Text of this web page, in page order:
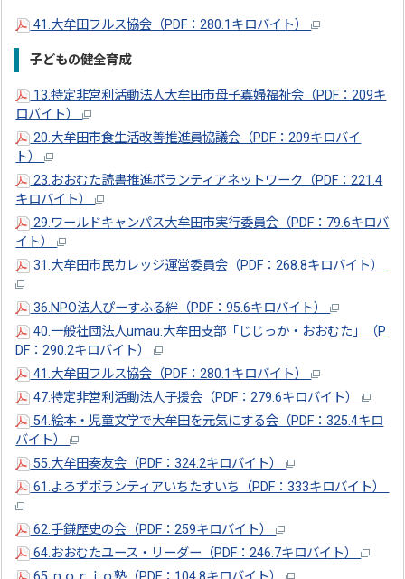
41.大牟田フルス協会（PDF：280.1キロバイト）
子どもの健全育成
13.特定非営利活動法人大牟田市母子寡婦福祉会（PDF：209キ
ロバイト）
20.大牟田市食生活改善推進員協議会（PDF：209キロバイ
ト）
23.おおむた読書推進ボランティアネットワーク（PDF：221.4
キロバイト）
29.ワールドキャンパス大牟田市実行委員会（PDF：79.6キロバ
イト）
31.大牟田市民カレッジ運営委員会（PDF：268.8キロバイト）
36.NPO法人ぴーすふる絆（PDF：95.6キロバイト）
40.一般社団法人umau.大牟田支部「じじっか・おおむた」（P
DF：290.2キロバイト）
41.大牟田フルス協会（PDF：280.1キロバイト）
47.特定非営利活動法人子援会（PDF：279.6キロバイト）
54.絵本・児童文学で大牟田を元気にする会（PDF：325.4キロ
バイト）
55.大牟田奏友会（PDF：324.2キロバイト）
61.よろずボランティアいちたすいち（PDF：333キロバイト）
62.手鎌歴史の会（PDF：259キロバイト）
64.おおむたユース・リーダー（PDF：246.7キロバイト）